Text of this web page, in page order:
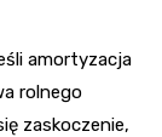
amortyzacja
rolnego
zaskoczenie,